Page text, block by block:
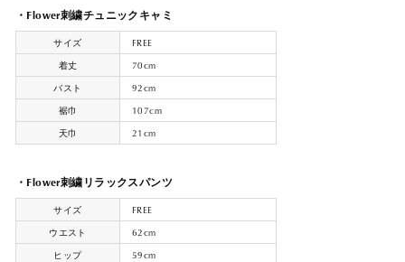
・Flower刺繍チュニックキャミ
サイズ
FREE
着丈
70cm
バスト
92cm
裾巾
107cm
天巾
21cm
・Flower刺繍リラックスパンツ
サイズ
FREE
ウエスト
62cm
ヒップ
59cm